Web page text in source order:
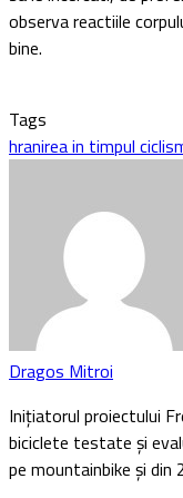
observa reactiile
bine.
Tags
hranirea in timpul
Dragos Mitroi
Inițiatorul proiectului
biciclete testate și
pe mountainbike și